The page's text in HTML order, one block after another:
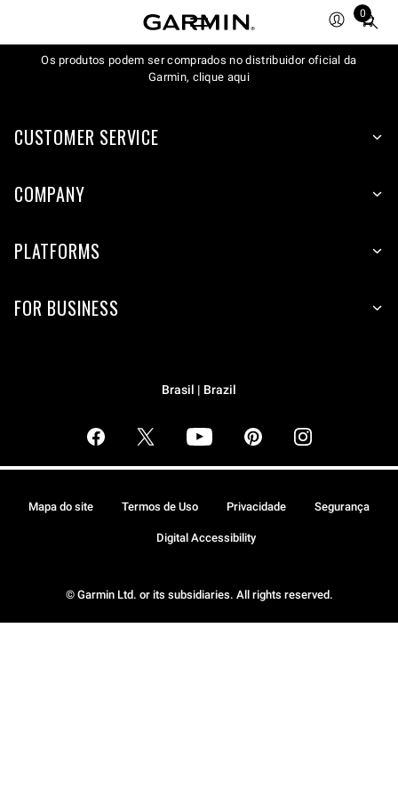
0
Total
items
in
Os produtos podem ser comprados no distribuidor oficial da
Garmin, clique aqui
CUSTOMER SERVICE
COMPANY
PLATFORMS
FOR BUSINESS
Brasil | Brazil
© Garmin Ltd. or its subsidiaries. All rights reserved.
Mapa do site Termos de Uso Privacidade Segurança
Digital Accessibility